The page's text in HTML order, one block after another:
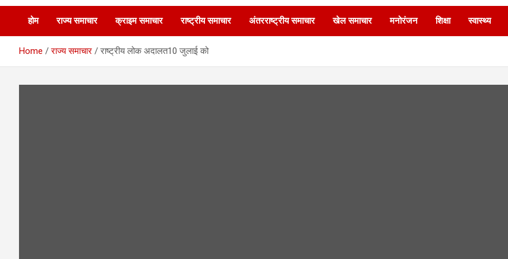
होम राज्य समाचार क्राइम समाचार राष्ट्रीय समाचार अंतरराष्ट्रीय समाचार खेल समाचार मनोरंजन शिक्षा स्वास्थ्य
Home राज्य समाचार राष्ट्रीय लोक अदालत10 जुलाई को